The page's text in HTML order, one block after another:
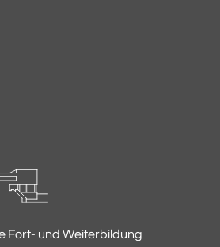
Fort- und Weiterbildung